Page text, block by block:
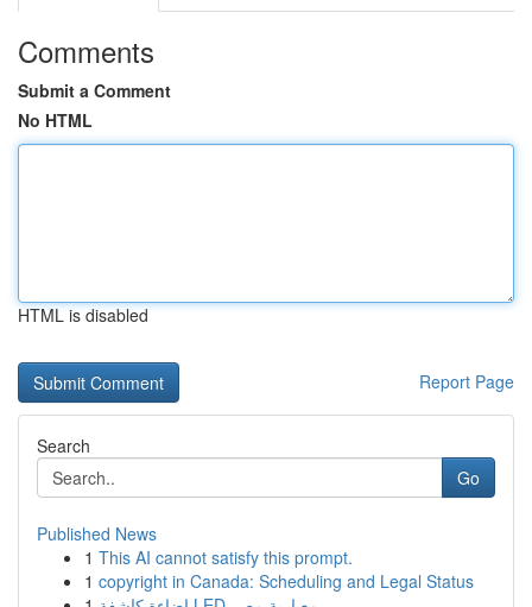
Comments
Submit a Comment
No HTML
HTML is disabled
Report Page
Search
Go
Published News
1 This AI cannot satisfy this prompt.
1 copyright in Canada: Scheduling and Legal Status